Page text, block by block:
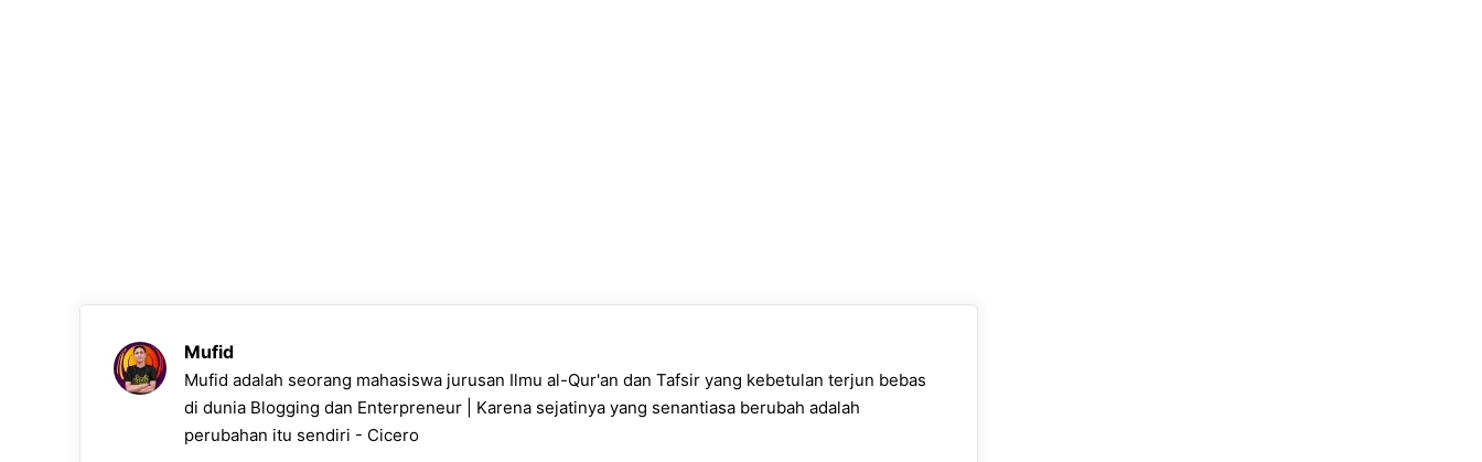
Mufid
Mufid adalah seorang mahasiswa jurusan Ilmu al-Qur'an dan Tafsir yang kebetulan terjun bebas
di dunia Blogging dan Enterpreneur | Karena sejatinya yang senantiasa berubah adalah
perubahan itu sendiri - Cicero